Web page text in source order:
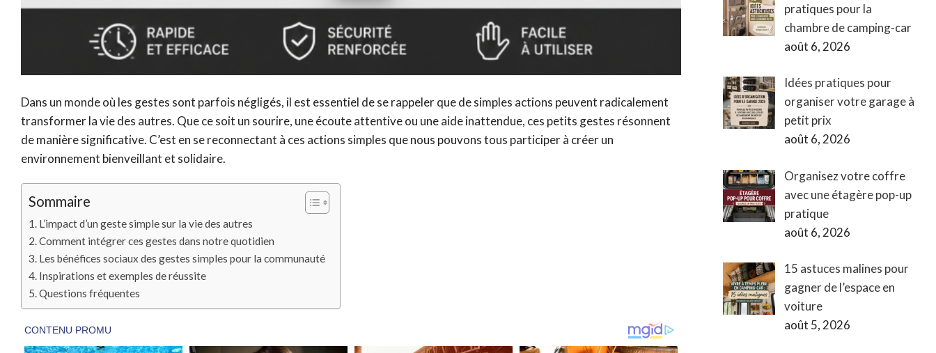
Dans un monde où les gestes sont parfois négligés, il est essentiel de se rappeler que de simples actions peuvent radicalement
transformer la vie des autres. Que ce soit un sourire, une écoute attentive ou une aide inattendue, ces petits gestes résonnent
de manière significative. C’est en se reconnectant à ces actions simples que nous pouvons tous participer à créer un
environnement bienveillant et solidaire.
Sommaire
L’impact d’un geste simple sur la vie des autres
Comment intégrer ces gestes dans notre quotidien
Les bénéfices sociaux des gestes simples pour la communauté
Inspirations et exemples de réussite
Questions fréquentes
pratiques pour la
chambre de camping-car
août 6, 2026
Idées pratiques pour
organiser votre garage à
petit prix
août 6, 2026
Organisez votre coffre
avec une étagère pop-up
pratique
août 6, 2026
15 astuces malines pour
gagner de l’espace en
voiture
août 5, 2026